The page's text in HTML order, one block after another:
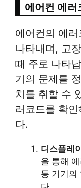
에어컨 에러
에어컨의 에
나타내며, 고
때 주로 나타
기의 문제를
치를 취할 수
러코드를 확
다.
디스플레
을 통해
통 기기의